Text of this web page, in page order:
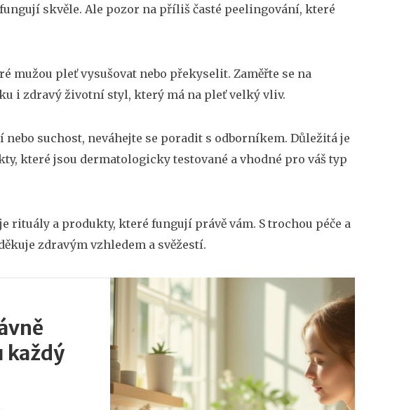
skvěle. Ale pozor na příliš časté peelingování, které
pleť vysušovat nebo překyselit. Zaměřte se na
i zdravý životní styl, který má na pleť velký vliv.
suchost, neváhejte se poradit s odborníkem. Důležitá je
které jsou dermatologicky testované a vhodné pro váš typ
rituály a produkty, které fungují právě vám. S trochou péče a
zdravým vzhledem a svěžestí.
každý